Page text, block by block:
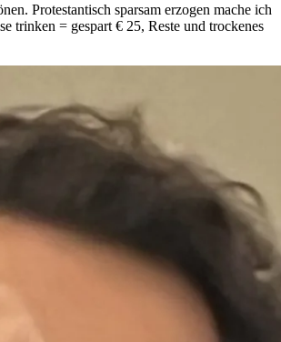
Protestantisch sparsam erzogen mache ich
trinken = gespart € 25, Reste und trockenes